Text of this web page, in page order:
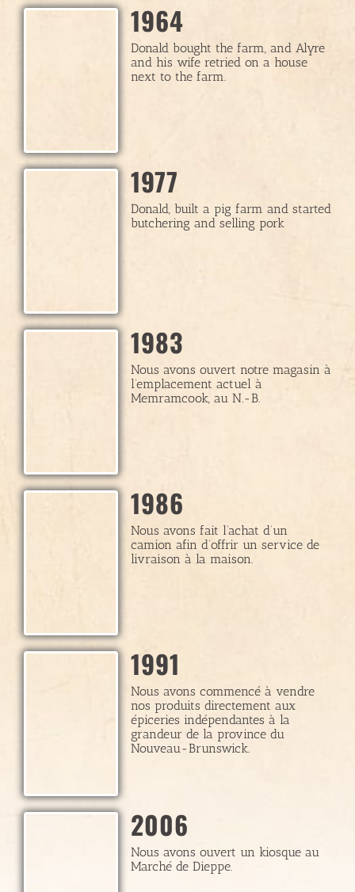
1964
Donald bought the farm, and Alyre
and his wife retried on a house
next to the farm.
1977
Donald, built a pig farm and started
butchering and selling pork
1983
Nous avons ouvert notre magasin à
l’emplacement actuel à
Memramcook, au N.-B.
1986
Nous avons fait l’achat d’un
camion afin d’offrir un service de
livraison à la maison.
1991
Nous avons commencé à vendre
nos produits directement aux
épiceries indépendantes à la
grandeur de la province du
Nouveau-Brunswick.
2006
Nous avons ouvert un kiosque au
Marché de Dieppe.